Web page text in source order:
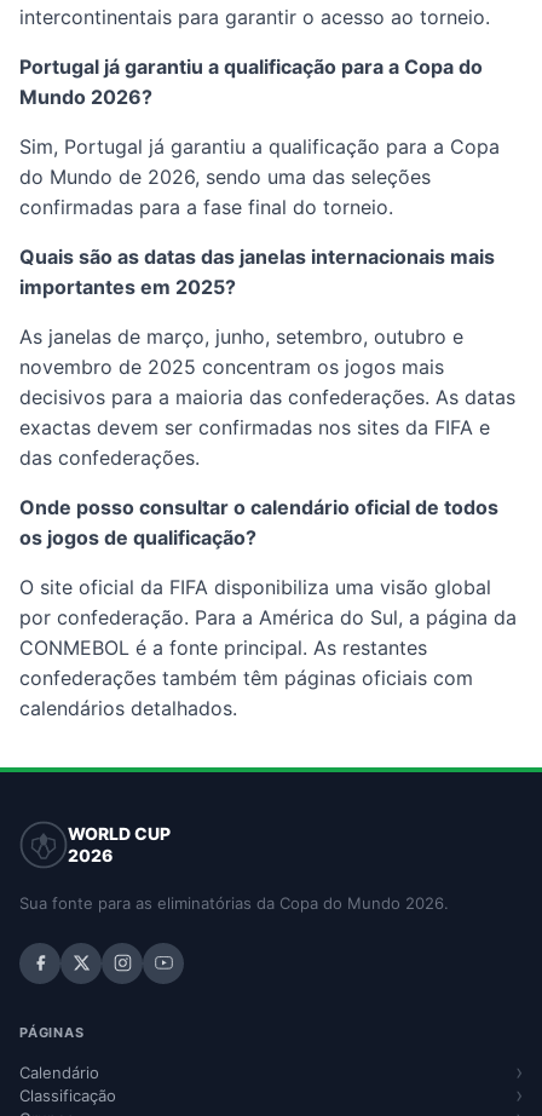
intercontinentais para garantir o acesso ao torneio.
Portugal já garantiu a qualificação para a Copa do
Mundo 2026?
Sim, Portugal já garantiu a qualificação para a Copa
do Mundo de 2026, sendo uma das seleções
confirmadas para a fase final do torneio.
Quais são as datas das janelas internacionais mais
importantes em 2025?
As janelas de março, junho, setembro, outubro e
novembro de 2025 concentram os jogos mais
decisivos para a maioria das confederações. As datas
exactas devem ser confirmadas nos sites da FIFA e
das confederações.
Onde posso consultar o calendário oficial de todos
os jogos de qualificação?
O site oficial da FIFA disponibiliza uma visão global
por confederação. Para a América do Sul, a página da
CONMEBOL é a fonte principal. As restantes
confederações também têm páginas oficiais com
calendários detalhados.
WORLD CUP
2026
Sua fonte para as eliminatórias da Copa do Mundo 2026.
PÁGINAS
Calendário
Classificação